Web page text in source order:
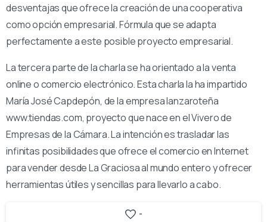
desventajas que ofrece la creación de una cooperativa
como opción empresarial. Fórmula que se adapta
perfectamente a este posible proyecto empresarial.
La tercera parte de la charla se ha orientado a la venta
online o comercio electrónico. Esta charla la ha impartido
María José Capdepón, de la empresa lanzaroteña
www.tiendas.com, proyecto que nace en el Vivero de
Empresas de la Cámara. La intención es trasladar las
infinitas posibilidades que ofrece el comercio en Internet
para vender desde La Graciosa al mundo entero y ofrecer
herramientas útiles y sencillas para llevarlo a cabo.
-